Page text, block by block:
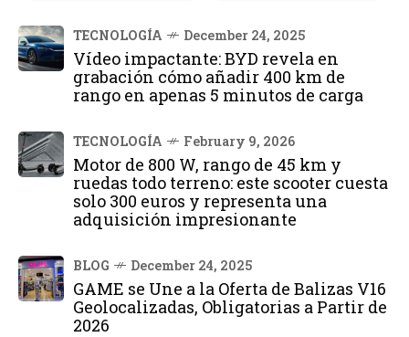
TECNOLOGÍA December 24, 2025
Vídeo impactante: BYD revela en
grabación cómo añadir 400 km de
rango en apenas 5 minutos de carga
TECNOLOGÍA February 9, 2026
Motor de 800 W, rango de 45 km y
ruedas todo terreno: este scooter cuesta
solo 300 euros y representa una
adquisición impresionante
BLOG December 24, 2025
GAME se Une a la Oferta de Balizas V16
Geolocalizadas, Obligatorias a Partir de
2026